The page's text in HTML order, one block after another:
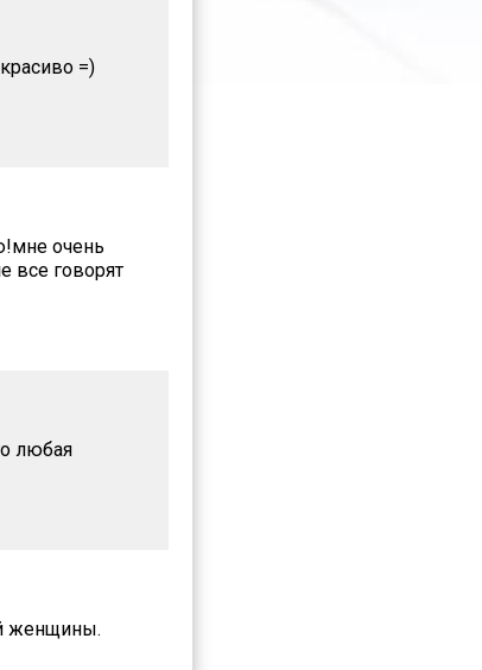
=)
очень
все говорят
любая
женщины.